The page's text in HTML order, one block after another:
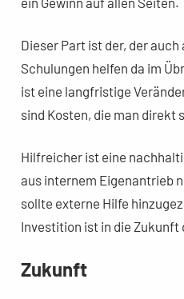
Dieser Part ist der, der
Schulungen helfen da im
ist eine langfristige
sind Kosten, die man direkt
Hilfreicher ist eine
aus internem Eigenantrieb
sollte externe Hilfe
Investition ist in die Zukunft
Zukunft